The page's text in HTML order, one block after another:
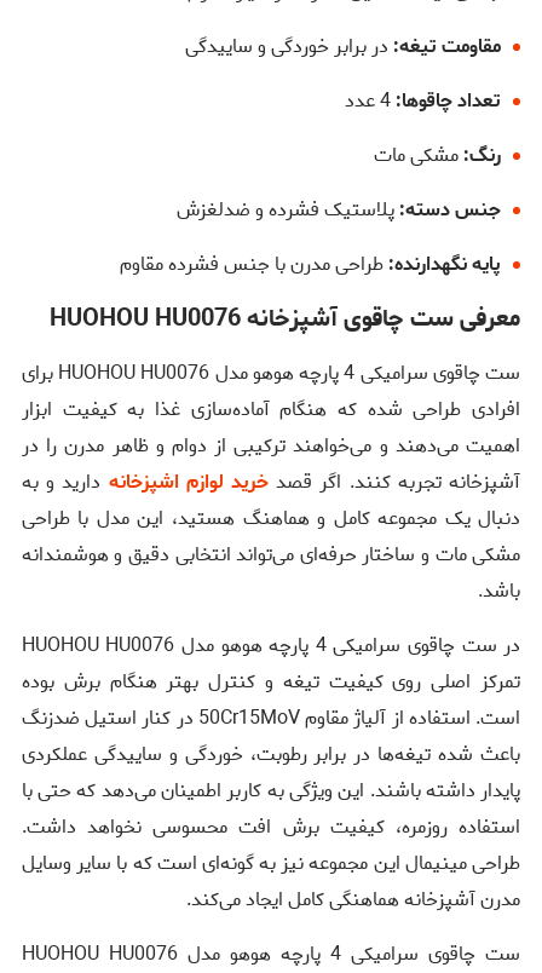
مقاومت تیغه: در برابر خوردگی و ساییدگی
تعداد چاقوها:
رنگ:مشکی مات
جنس دسته:پلاستیک فشرده و ضدلغزش
پایه نگهدارنده:طراحی مدرن با جنس فشرده مقاوم
معرفی ست چاقوی آشپزخانه HUOHOU HU0076
ست چاقوی سرامیکی 4 پارچه هوهو مدل HUOHOU HU0076 برای
افرادی طراحی شده که هنگام آماده‌سازی غذا به کیفیت ابزار
اهمیت می‌دهند و می‌خواهند ترکیبی از دوام و ظاهر مدرن را در
آشپزخانه تجربه کنند. اگر قصد خرید لوازم اشپزخانه دارید و به
دنبال یک مجموعه کامل و هماهنگ هستید، این مدل با طراحی
مشکی مات و ساختار حرفه‌ای می‌تواند انتخابی دقیق و هوشمندانه
باشد.
در ست چاقوی سرامیکی 4 پارچه هوهو مدل HUOHOU HU0076
تمرکز اصلی روی کیفیت تیغه و کنترل بهتر هنگام برش بوده
است. استفاده از آلیاژ مقاوم 50Cr15MoV در کنار استیل ضدزنگ
باعث شده تیغه‌ها در برابر رطوبت، خوردگی و ساییدگی عملکردی
پایدار داشته باشند. این ویژگی به کاربر اطمینان می‌دهد که حتی با
استفاده روزمره، کیفیت برش افت محسوسی نخواهد داشت.
طراحی مینیمال این مجموعه نیز به گونه‌ای است که با سایر وسایل
مدرن آشپزخانه هماهنگی کامل ایجاد می‌کند.
ست چاقوی سرامیکی 4 پارچه هوهو مدل HUOHOU HU0076